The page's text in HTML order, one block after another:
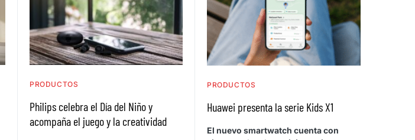
PRODUCTOS
Philips celebra el Día del Niño y
acompaña el juego y la creatividad
PRODUCTOS
Huawei presenta la serie Kids X1
El nuevo smartwatch cuenta con